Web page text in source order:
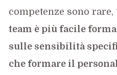
competenze sono rare,
team è più facile
sulle sensibilità
che formare il